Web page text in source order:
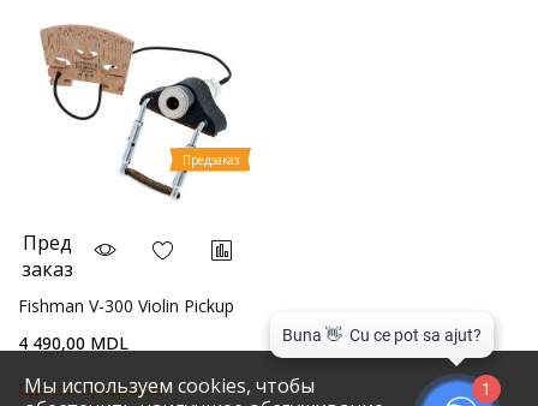
Мы используем cookies, чтобы
Предзаказ
Пред
заказ
Fishman V-300 Violin Pickup
4 490,00 MDL
Cделай предзаказ
1